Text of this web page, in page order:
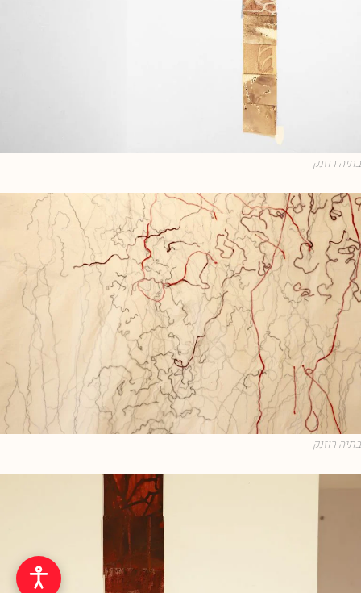
בתיה רוזנק
בתיה רוזנק